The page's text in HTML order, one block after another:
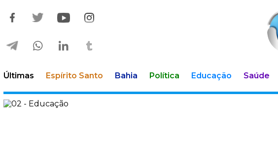
Últimas Espírito Santo Bahia Política Educação Saúde